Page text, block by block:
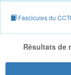
Fascicules du
Résultats de